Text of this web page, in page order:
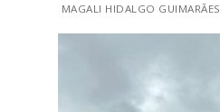
MAGALI HIDALGO GUIMARÃES